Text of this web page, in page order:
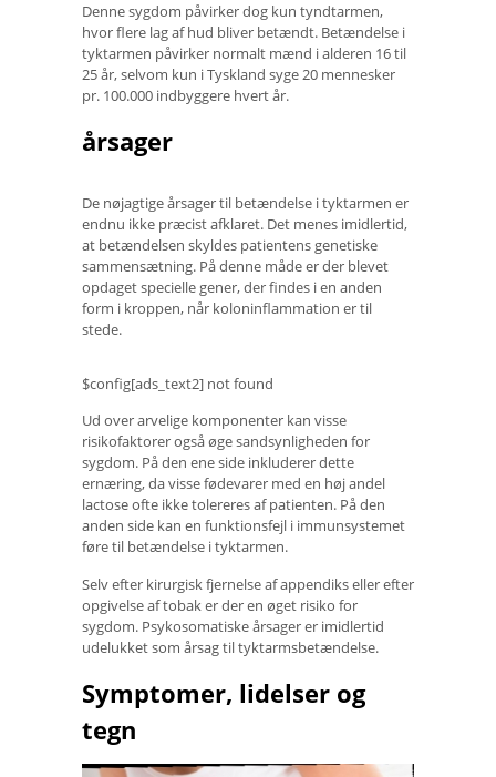
Denne sygdom påvirker dog kun tyndtarmen,
hvor flere lag af hud bliver betændt. Betændelse i
tyktarmen påvirker normalt mænd i alderen 16 til
25 år, selvom kun i Tyskland syge 20 mennesker
pr. 100.000 indbyggere hvert år.
årsager
De nøjagtige årsager til betændelse i tyktarmen er
endnu ikke præcist afklaret. Det menes imidlertid,
at betændelsen skyldes patientens genetiske
sammensætning. På denne måde er der blevet
opdaget specielle gener, der findes i en anden
form i kroppen, når koloninflammation er til
stede.
$config[ads_text2] not found
Ud over arvelige komponenter kan visse
risikofaktorer også øge sandsynligheden for
sygdom. På den ene side inkluderer dette
ernæring, da visse fødevarer med en høj andel
lactose ofte ikke tolereres af patienten. På den
anden side kan en funktionsfejl i immunsystemet
føre til betændelse i tyktarmen.
Selv efter kirurgisk fjernelse af appendiks eller efter
opgivelse af tobak er der en øget risiko for
sygdom. Psykosomatiske årsager er imidlertid
udelukket som årsag til tyktarmsbetændelse.
Symptomer, lidelser og
tegn